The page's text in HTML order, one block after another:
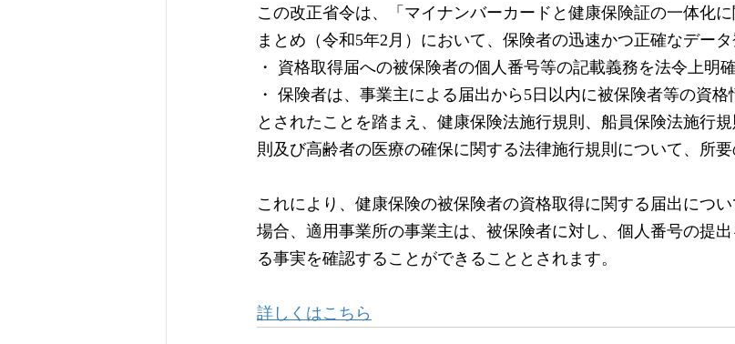
この改正省令は、「マイナンバーカードと健康保険証の一体化
まとめ（令和5年2月）において、保険者の迅速かつ正確なデータ
・ 資格取得届への被保険者の個人番号等の記載義務を法令上明
・ 保険者は、事業主による届出から5日以内に被保険者等の資格
とされたことを踏まえ、健康保険法施行規則、船員保険法施行
則及び高齢者の医療の確保に関する法律施行規則について、所要
これにより、健康保険の被保険者の資格取得に関する届出につ
場合、適用事業所の事業主は、被保険者に対し、個人番号の提
る事実を確認することができることとされます。
詳しくはこちら